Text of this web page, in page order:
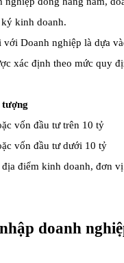
kinh doanh.
Doanh nghiệp là dựa
xác định theo mức quy
tượng
vốn đầu tư trên 10 tỷ
vốn đầu tư dưới 10 tỷ
điểm kinh doanh, đơn
doanh